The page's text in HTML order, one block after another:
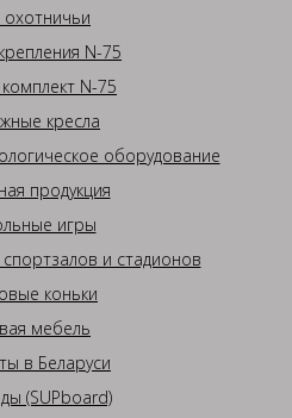
N-75
N-75
кресла
оборудование
продукция
игры
и стадионов
коньки
мебель
в Беларуси
(SUPboard)